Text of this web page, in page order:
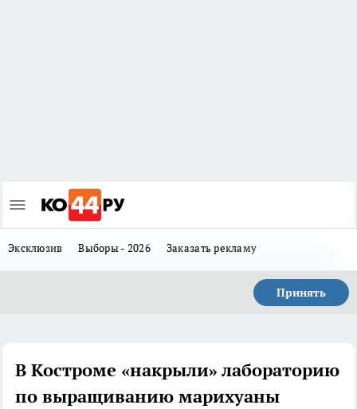
Эксклюзив Выборы - 2026 Заказать рекламу
Принять
В Костроме «накрыли» лабораторию
по выращиванию марихуаны